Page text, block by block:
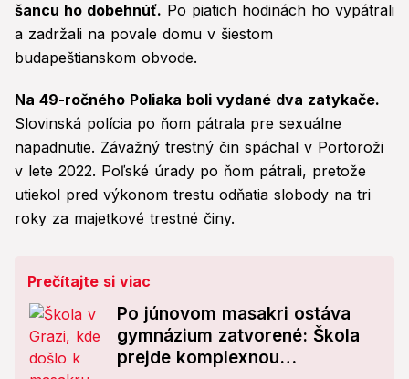
šancu ho dobehnúť. Po piatich hodinách ho vypátrali
a zadržali na povale domu v šiestom
budapeštianskom obvode.
Na 49-ročného Poliaka boli vydané dva zatykače.
Slovinská polícia po ňom pátrala pre sexuálne
napadnutie. Závažný trestný čin spáchal v Portoroži
v lete 2022. Poľské úrady po ňom pátrali, pretože
utiekol pred výkonom trestu odňatia slobody na tri
roky za majetkové trestné činy.
Prečítajte si viac
Po júnovom masakri ostáva
gymnázium zatvorené: Škola
prejde komplexnou